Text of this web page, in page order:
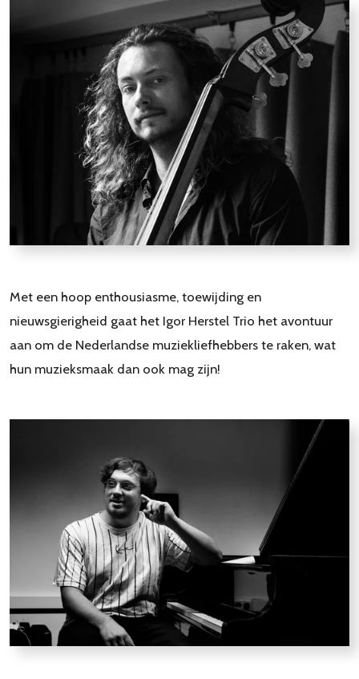
Met een hoop enthousiasme, toewijding en
nieuwsgierigheid gaat het Igor Herstel Trio het avontuur
aan om de Nederlandse muziekliefhebbers te raken, wat
hun muzieksmaak dan ook mag zijn!